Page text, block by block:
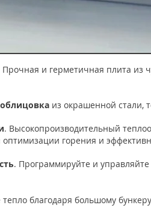
Прочная и герметичная плита из
из окрашенной стали,
. Высокопроизводительный
оптимизации горения и
. Программируйте и
тепло благодаря большому